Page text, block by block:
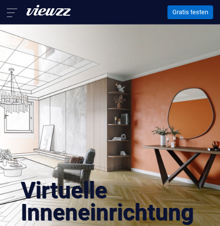
Home
Leistungen
3D Animation
Architektur Visualisierung
Virtuelle Inneneinrichtung
Über Uns
Kontakt
ENFRDE
Gratis testen
Virtuelle
Inneneinrichtung